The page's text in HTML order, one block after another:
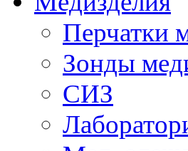
Перчатки
Зонды
СИЗ